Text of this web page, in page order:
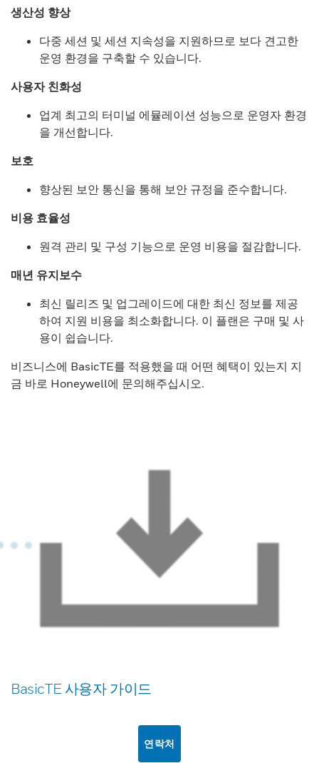
생산성 향상
다중 세션 및 세션 지속성을 지원하므로 보다 견고한
운영 환경을 구축할 수 있습니다.
사용자 친화성
업계 최고의 터미널 에뮬레이션 성능으로 운영자 환경
을 개선합니다.
보호
향상된 보안 통신을 통해 보안 규정을 준수합니다.
비용 효율성
원격 관리 및 구성 기능으로 운영 비용을 절감합니다.
매년 유지보수
최신 릴리즈 및 업그레이드에 대한 최신 정보를 제공
하여 지원 비용을 최소화합니다. 이 플랜은 구매 및 사
용이 쉽습니다.
비즈니스에 BasicTE를 적용했을 때 어떤 혜택이 있는지 지
금 바로 Honeywell에 문의해주십시오.
BasicTE 사용자 가이드
연락처